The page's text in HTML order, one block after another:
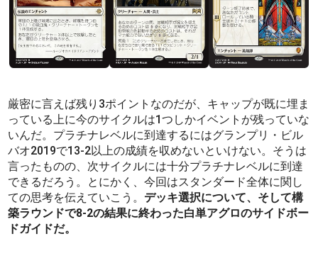
厳密に言えば残り3ポイントなのだが、キャップが既に埋ま
っている上に今のサイクルは1つしかイベントが残っていな
いんだ。プラチナレベルに到達するにはグランプリ・ビル
バオ2019で13-2以上の成績を収めないといけない。そうは
言ったものの、次サイクルには十分プラチナレベルに到達
できるだろう。とにかく、今回はスタンダード全体に関し
ての思考を伝えていこう。 デッキ選択について、そして構
築ラウンドで8-2の結果に終わった白単アグロのサイドボー
ドガイドだ。